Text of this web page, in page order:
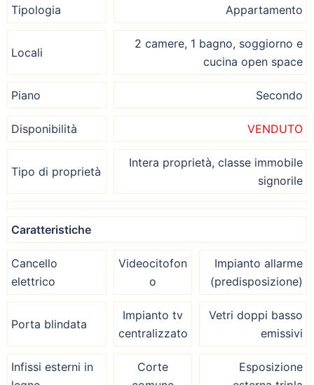
Tipologia Appartamento
Locali
2 camere, 1 bagno, soggiorno e
cucina open space
Piano Secondo
Disponibilità VENDUTO
Tipo di proprietà
Intera proprietà, classe immobile
signorile
Caratteristiche
Cancello
elettrico
Videocitofon
o
Impianto allarme
(predisposizione)
Porta blindata
Impianto tv
centralizzato
Vetri doppi basso
emissivi
Infissi esterni in
Corte
Esposizione